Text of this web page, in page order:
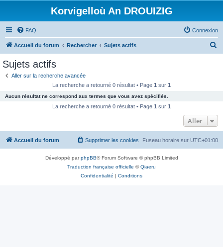
Korvigelloù An DROUIZIG
FAQ Connexion
Accueil du forum Rechercher Sujets actifs
c
e
Sujets actifs
Aller sur la recherche avancée
La recherche a retourné 0 résultat • Page 1 sur 1
Aucun résultat ne correspond aux termes que vous avez spécifiés.
La recherche a retourné 0 résultat • Page 1 sur 1
Aller
Accueil du forum Fuseau horaire sur UTC+01:00
Supprimer les cookies
Développé parphpBB® Forum Software © phpBB Limited
Traduction française officielle ©Qiaeru
Confidentialité | Conditions